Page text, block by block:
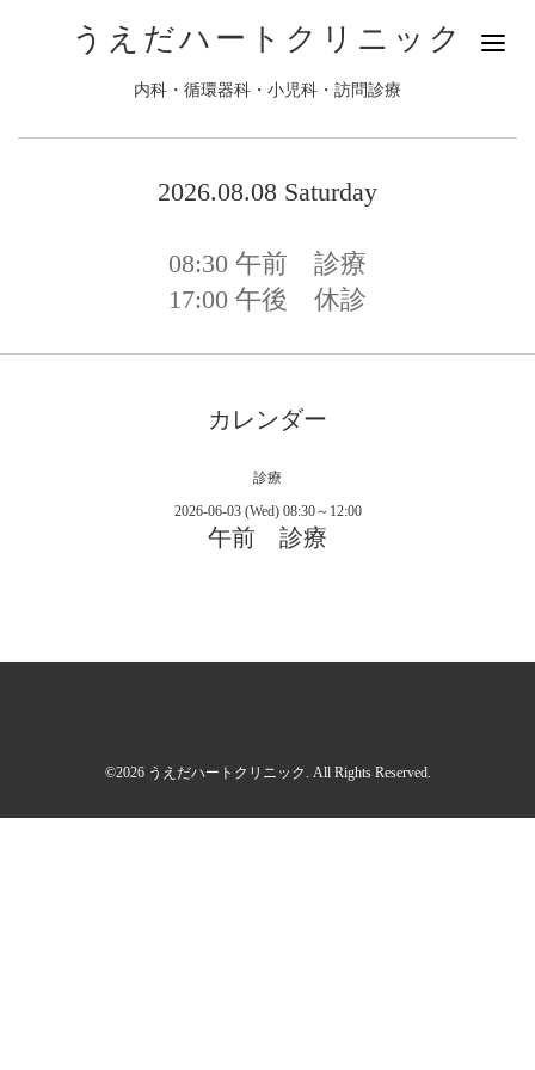
うえだハートクリニック
内科・循環器科・小児科・訪問診療
2026.08.08 Saturday
08:30 午前 診療
17:00 午後 休診
カレンダー
診療
2026-06-03 (Wed) 08:30～12:00
午前 診療
©2026 うえだハートクリニック . All Rights Reserved.